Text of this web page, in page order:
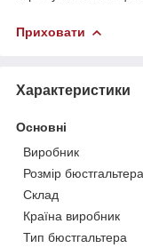
Приховати
Характеристики
Основні
Виробник
Розмір бюстгальтера
Склад
Країна виробник
Тип бюстгальтера